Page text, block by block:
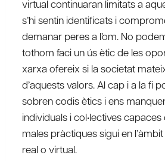
virtual continuaran limitats a
s’hi sentin identificats i
demanar peres a l’om. No
tothom faci un ús ètic de les
xarxa ofereix si la societat
d’aquests valors. Al cap i a la fi
sobren codis ètics i ens
individuals i col•lectives
males pràctiques sigui en
real o virtual.